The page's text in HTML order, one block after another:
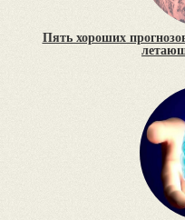
Пять хороших